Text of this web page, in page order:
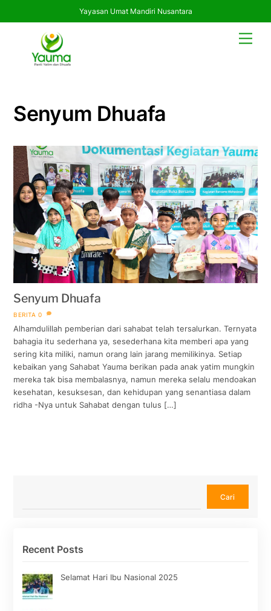
Yayasan Umat Mandiri Nusantara
Senyum Dhuafa
Senyum Dhuafa
BERITA 0
Alhamdulillah pemberian dari sahabat telah tersalurkan. Ternyata
bahagia itu sederhana ya, sesederhana kita memberi apa yang
sering kita miliki, namun orang lain jarang memilikinya. Setiap
kebaikan yang Sahabat Yauma berikan pada anak yatim mungkin
mereka tak bisa membalasnya, namun mereka selalu mendoakan
kesehatan, kesuksesan, dan kehidupan yang senantiasa dalam
ridha -Nya untuk Sahabat dengan tulus […]
Cari
Recent Posts
Selamat Hari Ibu Nasional 2025